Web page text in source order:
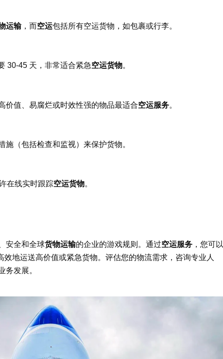
运输，而空运包括所有空运货物，如包裹或行李。
30-45 天，非常适合紧急空运货物。
价值、易腐烂或时效性强的物品最适合空运服务。
施（包括检查和监视）来保护货物。
在线实时跟踪空运货物。
安全和全球货物运输的企业的游戏规则。通过空运服务 ，您可以
地运送高价值或紧急货物。评估您的物流需求，咨询专业人
务发展。